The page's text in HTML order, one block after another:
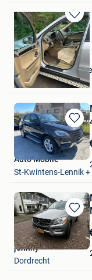
Bewaren
in
Mijn
Michel De
Hastiere-Lavaux
Bewaren
in
Mijn
Auto Mobile
St-Kwintens-Lennik +
Bewaren
in
Mijn
johnny
Dordrecht